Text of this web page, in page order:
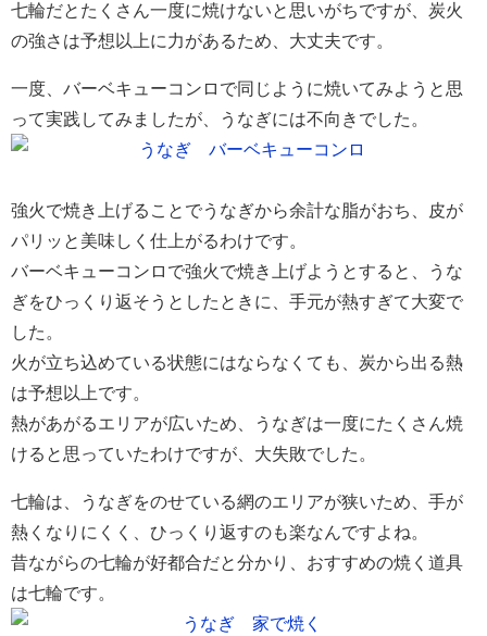
七輪だとたくさん一度に焼けないと思いがちですが、炭火
の強さは予想以上に力があるため、大丈夫です。
一度、バーベキューコンロで同じように焼いてみようと思
って実践してみましたが、うなぎには不向きでした。
強火で焼き上げることでうなぎから余計な脂がおち、皮が
パリッと美味しく仕上がるわけです。
バーベキューコンロで強火で焼き上げようとすると、うな
ぎをひっくり返そうとしたときに、手元が熱すぎて大変で
した。
火が立ち込めている状態にはならなくても、炭から出る熱
は予想以上です。
熱があがるエリアが広いため、うなぎは一度にたくさん焼
けると思っていたわけですが、大失敗でした。
七輪は、うなぎをのせている網のエリアが狭いため、手が
熱くなりにくく、ひっくり返すのも楽なんですよね。
昔ながらの七輪が好都合だと分かり、おすすめの焼く道具
は七輪です。